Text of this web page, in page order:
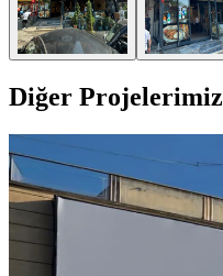
Diğer Projelerimiz